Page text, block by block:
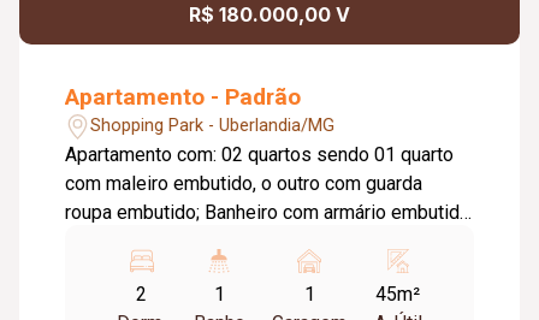
R$ 180.000,00 V
Apartamento - Padrão
Shopping Park - Uberlandia/MG
Apartamento com: 02 quartos sendo 01 quarto
com maleiro embutido, o outro com guarda
roupa embutido; Banheiro com armário embutido
conjugada com área de serviço, com planejados
em cima e abaixo da pia, nicho acima geladeira;
2
1
1
45m²